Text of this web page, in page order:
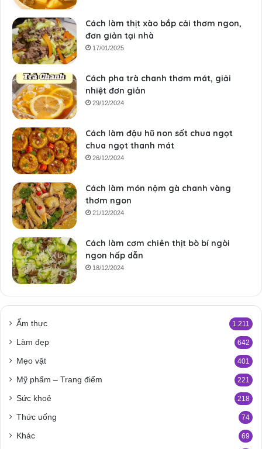
Cách làm thịt xào bắp cải thơm ngon,
đơn giản tại nhà
17/01/2025
Cách pha trà chanh thơm mát, giải
nhiệt đơn giản
29/12/2024
Cách làm đậu hũ non sốt chua ngọt
chua ngọt thanh mát
26/12/2024
Cách làm món nộm gà chanh vàng
thơm ngon
21/12/2024
Cách làm cơm chiên thịt bò bí ngòi
ngon hấp dẫn
18/12/2024
Ẩm thực 1.211
Làm đẹp 642
Mẹo vặt 401
Mỹ phẩm – Trang điểm 221
Sức khoẻ 218
Thức uống 74
Khác 69